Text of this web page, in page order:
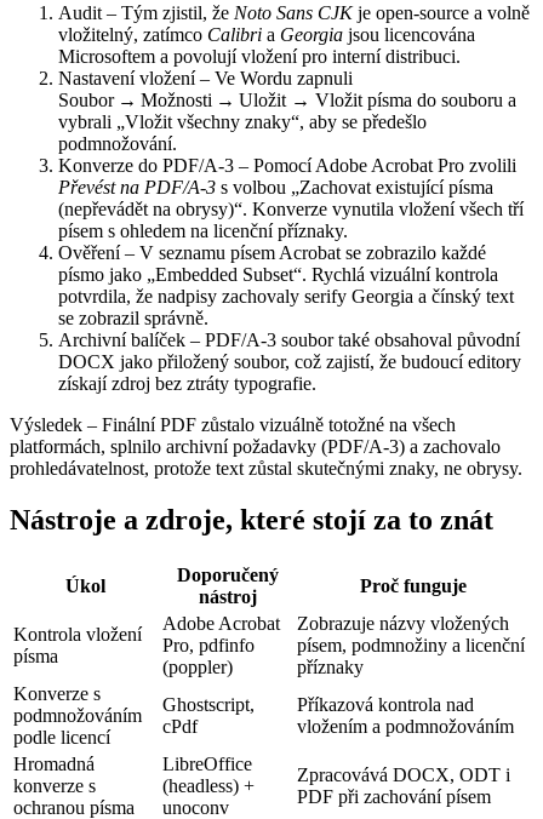
Audit – Tým zjistil, že Noto Sans CJKje open‑source a volně
vložitelný, zatímco Calibri a Georgia jsou licencována
Microsoftem a povolují vložení pro interní distribuci.
Nastavení vložení– Ve Wordu zapnuli
Soubor → Možnosti → Uložit → Vložit písma do souboru a
vybrali „Vložit všechny znaky“, aby se předešlo
podmnožování.
Konverze do PDF/A‑3 – Pomocí Adobe Acrobat Pro zvolili
Převést na PDF/A‑3 s volbou „Zachovat existující písma
(nepřevádět na obrysy)“. Konverze vynutila vložení všech tří
písem s ohledem na licenční příznaky.
Ověření– V seznamu písem Acrobat se zobrazilo každé
písmo jako „Embedded Subset“. Rychlá vizuální kontrola
potvrdila, že nadpisy zachovaly serify Georgia a čínský text
se zobrazil správně.
Archivní balíček – PDF/A‑3 soubor také obsahoval původní
DOCX jako přiložený soubor, což zajistí, že budoucí editory
získají zdroj bez ztráty typografie.
Výsledek – Finální PDF zůstalo vizuálně totožné na všech
platformách, splnilo archivní požadavky (PDF/A‑3) a zachovalo
prohledávatelnost, protože text zůstal skutečnými znaky, ne obrysy.
Nástroje a zdroje, které stojí za to znát
Úkol
Doporučený
nástroj
Proč funguje
Kontrola vložení
písma
Adobe Acrobat
Pro, pdfinfo
(poppler)
Zobrazuje názvy vložených
písem, podmnožiny a licenční
příznaky
Konverze s
podmnožováním
podle licencí
Ghostscript,
cPdf
Příkazová kontrola nad
vložením a podmnožováním
Hromadná
konverze s
ochranou písma
LibreOffice
(headless) +
unoconv
Zpracovává DOCX, ODT i
PDF při zachování písem